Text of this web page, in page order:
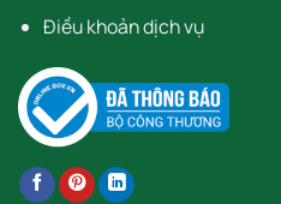
Điều khoản dịch vụ